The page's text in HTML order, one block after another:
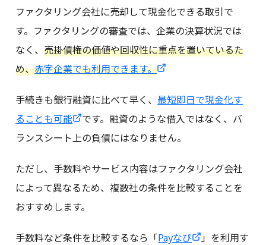
ファクタリング会社に売却して現金化できる取引で
す。ファクタリングの審査では、企業の決算状況では
なく、売掛債権の価値や回収性に重点を置いているた
め、赤字企業でも利用できます。
手続きも銀行融資に比べて早く、最短即日で現金化す
ることも可能
です。融資のような借入ではなく、バ
ランスシート上の負債にはなりません。
ただし、手数料やサービス内容はファクタリング会社
によって異なるため、複数社の条件を比較することを
おすすめします。
手数料など条件を比較するなら「Payなび
」を利用す